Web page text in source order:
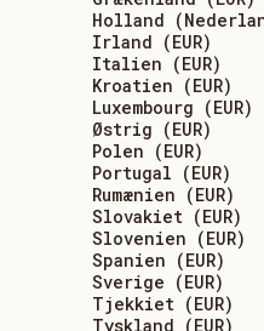
Holland
Irland (EUR)
Italien (EUR)
Kroatien (EUR)
Luxembourg (EUR)
Østrig (EUR)
Polen (EUR)
Portugal (EUR)
Rumænien (EUR)
Slovakiet (EUR)
Slovenien (EUR)
Spanien (EUR)
Sverige (EUR)
Tjekkiet (EUR)
Tyskland (EUR)